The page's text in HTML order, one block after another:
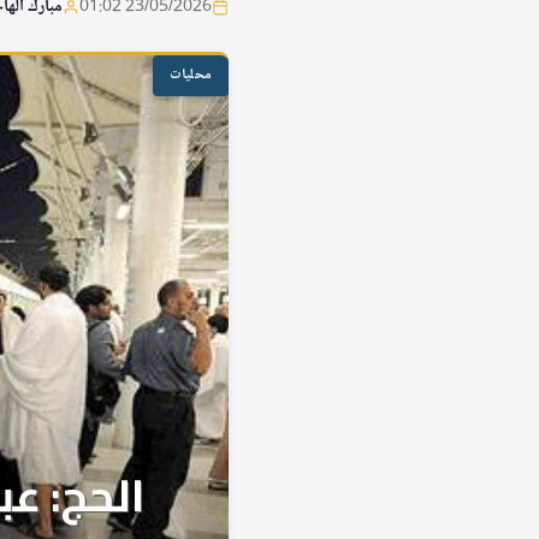
23/05/2026 01:02 مبارك
محليات